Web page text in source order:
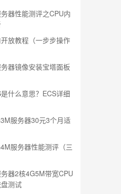
器性能测评之CPU内
放教程（一步步操作
器镜像安装宝塔面板
什么意思？ECS详细
服务器30元3个月适
服务器性能测评（三
器2核4G5M带宽CPU
测试